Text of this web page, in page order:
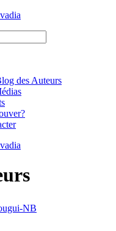
des Auteurs